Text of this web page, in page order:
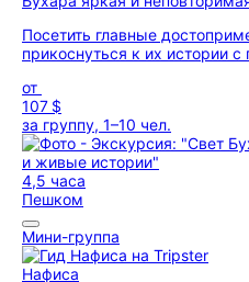
Посетить главные
прикоснуться к их истории
от
107 $
за группу, 1–10 чел.
4,5 часа
Пешком
Мини-группа
Нафиса